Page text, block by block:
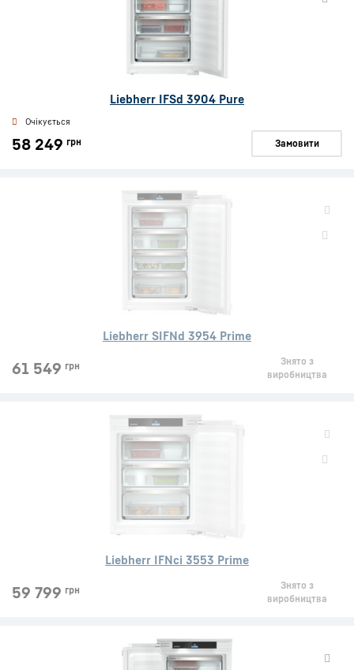
Liebherr IFSd 3904 Pure
Очікується
58 249 грн Замовити
Liebherr SIFNd 3954 Prime
61 549 грн
Знято з
виробництва
Liebherr IFNci 3553 Prime
59 799 грн
Знято з
виробництва